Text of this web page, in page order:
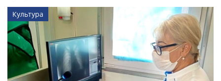
Культура